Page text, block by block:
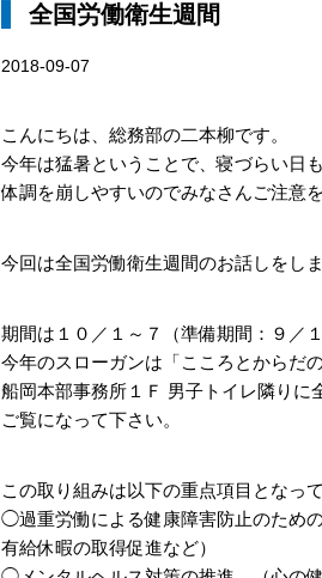
全国労働衛生週間
2018-09-07
こんにちは、総務部の二本柳です。
今年は猛暑ということで、寝づらい日
体調を崩しやすいのでみなさんご注意を
今回は全国労働衛生週間のお話しをしま
期間は１０／１～７（準備期間：９／１
今年のスローガンは「こころとからだ
船岡本部事務所１Ｆ 男子トイレ隣りに
ご覧になって下さい。
この取り組みは以下の重点項目となっ
◯過重労働による健康障害防止のため
有給休暇の取得促進など）